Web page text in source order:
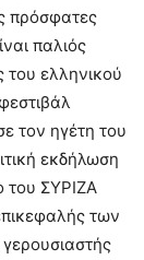
πρόσφατες
παλιός
του ελληνικού
τον ηγέτη του
εκδήλωση
του ΣΥΡΙΖΑ
των